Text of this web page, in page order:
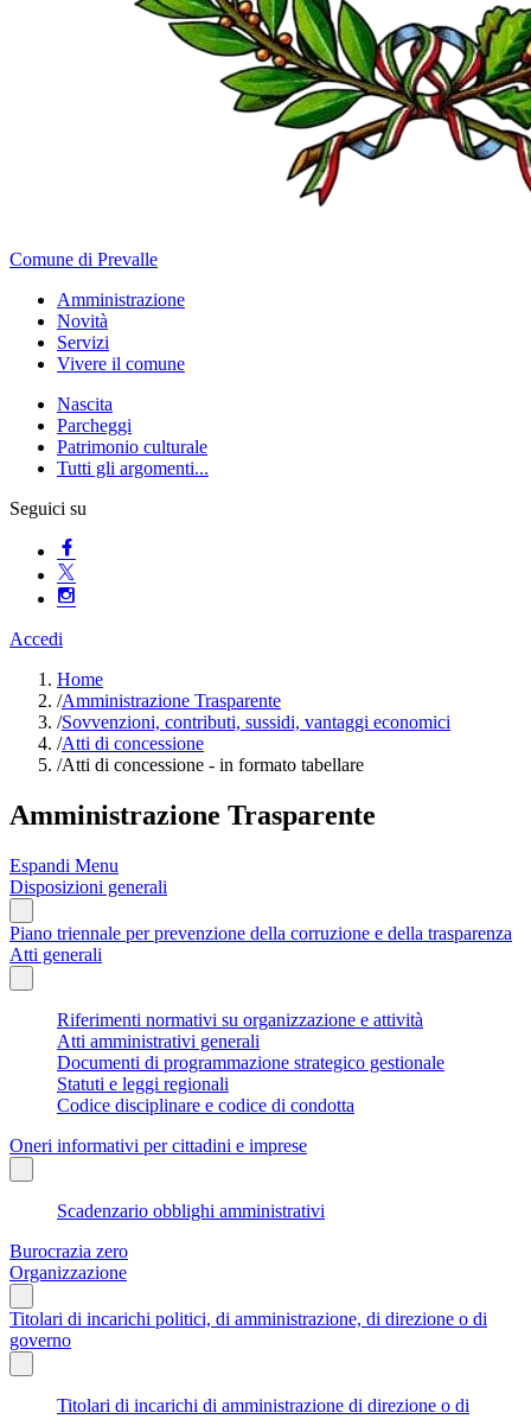
Comune di Prevalle
Amministrazione
Novità
Servizi
Vivere il comune
Nascita
Parcheggi
Patrimonio culturale
Tutti gli argomenti...
Seguici su
Accedi
Home
/Amministrazione Trasparente
/Sovvenzioni, contributi, sussidi, vantaggi economici
/Atti di concessione
/Atti di concessione - in formato tabellare
Amministrazione Trasparente
Espandi Menu
Disposizioni generali
Piano triennale per prevenzione della corruzione e della trasparenza
Atti generali
Riferimenti normativi su organizzazione e attività
Atti amministrativi generali
Documenti di programmazione strategico gestionale
Statuti e leggi regionali
Codice disciplinare e codice di condotta
Oneri informativi per cittadini e imprese
Scadenzario obblighi amministrativi
Burocrazia zero
Organizzazione
Titolari di incarichi politici, di amministrazione, di direzione o di
governo
Titolari di incarichi di amministrazione di direzione o di